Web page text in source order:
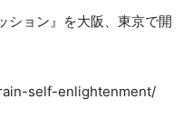
ション』を大阪、東京で開
self-enlightenment/